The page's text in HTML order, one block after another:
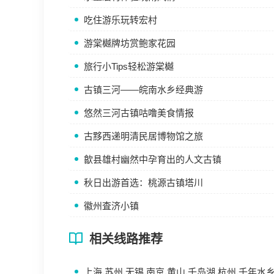
吃住游乐玩转宏村
游棠樾牌坊赏鲍家花园
旅行小Tips轻松游棠樾
古镇三河——皖南水乡经典游
悠然三河古镇咕噜美食情报
古黟西递明清民居博物馆之旅
歙县雄村幽然中孕育出的人文古镇
秋日出游首选：桃源古镇塔川
徽州査济小镇
相关线路推荐
上海.苏州.无锡.南京.黄山.千岛湖.杭州.千年水